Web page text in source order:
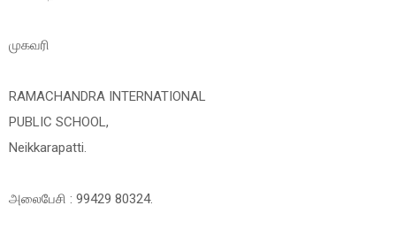
முகவரி
RAMACHANDRA INTERNATIONAL
PUBLIC SCHOOL,
Neikkarapatti.
அலைபேசி : 99429 80324.